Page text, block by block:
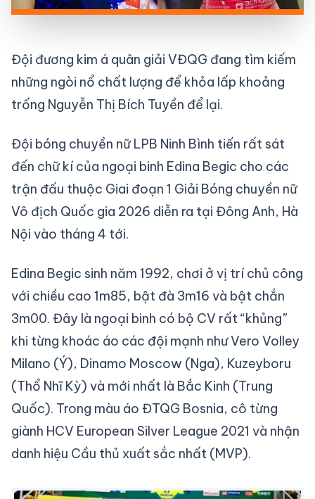
Đội đương kim á quân giải VĐQG đang tìm kiếm
những ngòi nổ chất lượng để khỏa lấp khoảng
trống Nguyễn Thị Bích Tuyền để lại.
Đội bóng chuyền nữ LPB Ninh Bình tiến rất sát
đến chữ kí của ngoại binh Edina Begic cho các
trận đấu thuộc Giai đoạn 1 Giải Bóng chuyền nữ
Vô địch Quốc gia 2026 diễn ra tại Đông Anh, Hà
Nội vào tháng 4 tới.
Edina Begic sinh năm 1992, chơi ở vị trí chủ công
với chiều cao 1m85, bật đà 3m16 và bật chắn
3m00. Đây là ngoại binh có bộ CV rất “khủng”
khi từng khoác áo các đội mạnh như Vero Volley
Milano (Ý), Dinamo Moscow (Nga), Kuzeyboru
(Thổ Nhĩ Kỳ) và mới nhất là Bắc Kinh (Trung
Quốc). Trong màu áo ĐTQG Bosnia, cô từng
giành HCV European Silver League 2021 và nhận
danh hiệu Cầu thủ xuất sắc nhất (MVP).